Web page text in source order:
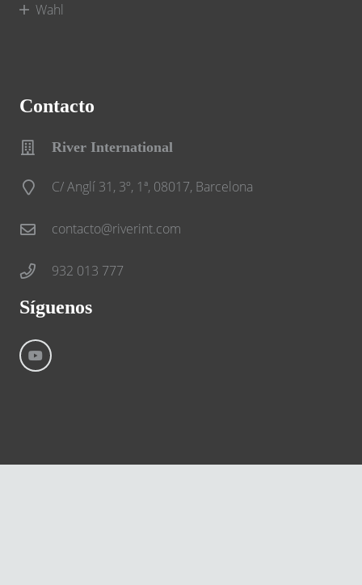
Wahl
Contacto
River International
C/ Anglí 31, 3º, 1ª, 08017, Barcelona
contacto@riverint.com
932 013 777
Síguenos